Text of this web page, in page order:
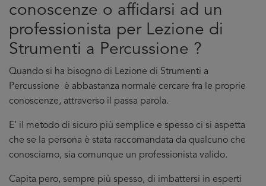
conoscenze o affidarsi ad un
professionista per Lezione di
Strumenti a Percussione ?
Quando si ha bisogno di Lezione di Strumenti a
Percussione è abbastanza normale cercare fra le proprie
conoscenze, attraverso il passa parola.
E’ il metodo di sicuro più semplice e spesso ci si aspetta
che se la persona è stata raccomandata da qualcuno che
conosciamo, sia comunque un professionista valido.
Capita pero, sempre più spesso, di imbattersi in esperti